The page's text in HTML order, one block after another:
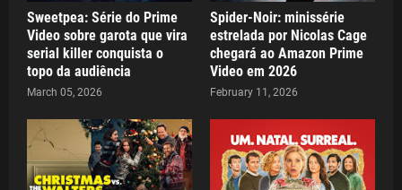
Sweetpea: Série do Prime
Video sobre garota que vira
serial killer conquista o
topo da audiência
March 05, 2026
Spider-Noir: minissérie
estrelada por Nicolas Cage
chegará ao Amazon Prime
Video em 2026
February 11, 2026